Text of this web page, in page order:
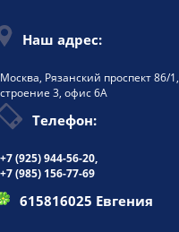
Наш адрес:
Москва, Рязанский проспект 86/1,
строение 3, офис 6А
Телефон:
+7 (925)944-56-20,
+7 (985) 156-77-69
615816025 Евгения